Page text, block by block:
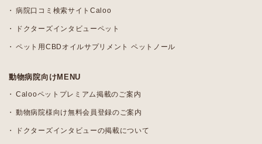
病院口コミ検索サイトCaloo
ドクターズインタビューペット
ペット用CBDオイルサプリメント ペットノール
動物病院向けMENU
Calooペットプレミアム掲載のご案内
動物病院様向け無料会員登録のご案内
ドクターズインタビューの掲載について